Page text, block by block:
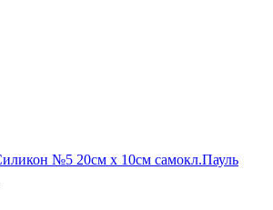
№5 20см х 10см самокл.Пауль